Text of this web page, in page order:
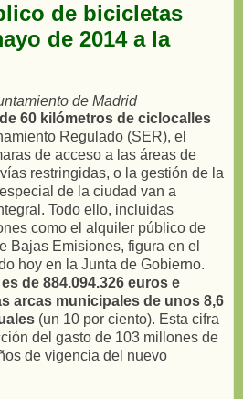
de bicicletas
de 2014 a la
de Madrid
60 kilómetros de ciclocalles
Regulado (SER), el
de acceso a las áreas de
restringidas, o la gestión de la
de la ciudad van a
Todo ello, incluidas
como el alquiler público de
Bajas Emisiones, figura en el
hoy en la Junta de Gobierno.
de 884.094.326 euros e
arcas municipales de unos 8,6
(un 10 por ciento). Esta cifra
del gasto de 103 millones de
de vigencia del nuevo